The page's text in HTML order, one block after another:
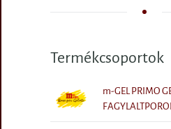
Termékcsoportok
m-GEL PRIMO